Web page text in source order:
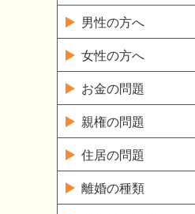
男性の方へ
女性の方へ
お金の問題
親権の問題
住居の問題
離婚の種類